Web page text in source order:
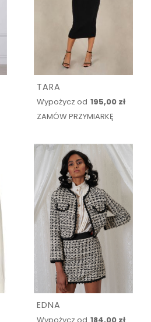
TARA
Wypożycz od 195,00 zł
ZAMÓW PRZYMIARKĘ
EDNA